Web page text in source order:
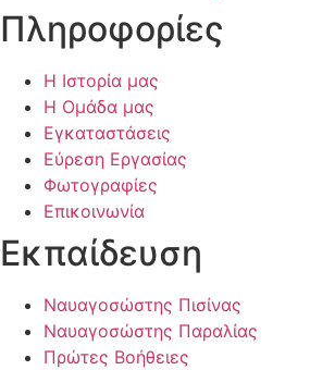
Πληροφορίες
Η Ιστορία μας
Η Ομάδα μας
Εγκαταστάσεις
Εύρεση Εργασίας
Φωτογραφίες
Επικοινωνία
Εκπαίδευση
Ναυαγοσώστης Πισίνας
Ναυαγοσώστης Παραλίας
Πρώτες Βοήθειες